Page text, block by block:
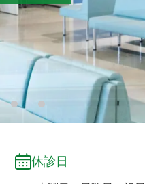
2 5
休診日